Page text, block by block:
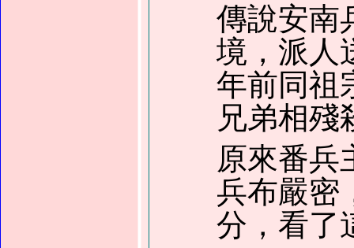
傳說安南
境，派人
年前同祖
兄弟相殘
原來番兵
兵布嚴密
分，看了